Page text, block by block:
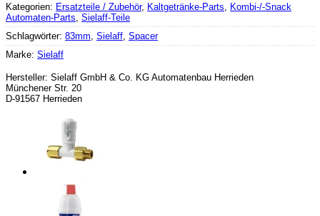
Kategorien: Ersatzteile / Zubehör, Kaltgetränke-Parts
Kombi-/-Snack
Automaten-Parts Sielaff-Teile
Schlagwörter: 83mm Sielaff Spacer
Marke: Sielaff
Hersteller: Sielaff GmbH & Co. KG Automatenbau Herrieden
Münchener Str. 20
D-91567 Herrieden